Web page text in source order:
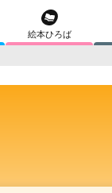
絵本ひろば